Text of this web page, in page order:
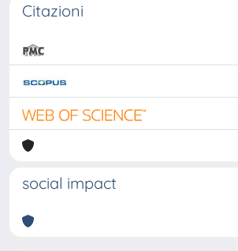
Citazioni
social impact